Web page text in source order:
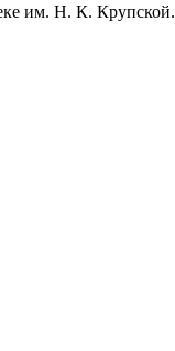
им. Н. К. Крупской.